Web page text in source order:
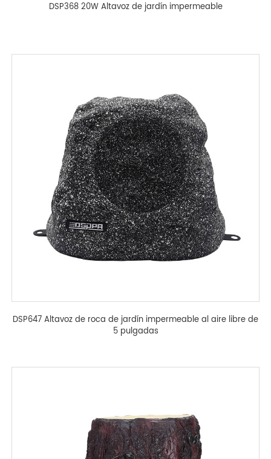
DSP368 20W Altavoz de jardín impermeable
DSP647 Altavoz de roca de jardín impermeable al aire libre de
5 pulgadas